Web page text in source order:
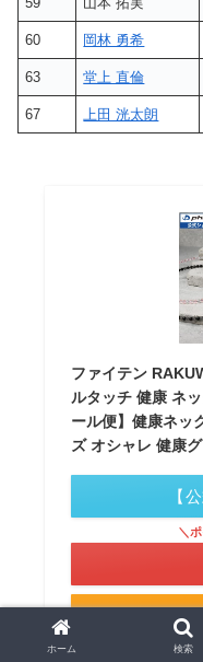
60 岡林 勇希
63 堂上 直倫
67 上田 洸太朗
ファイテン
ルタッチ 健康 ネ
ール便】健康ネッ
ズ オシャレ 健康
＼
【
ホーム 検索